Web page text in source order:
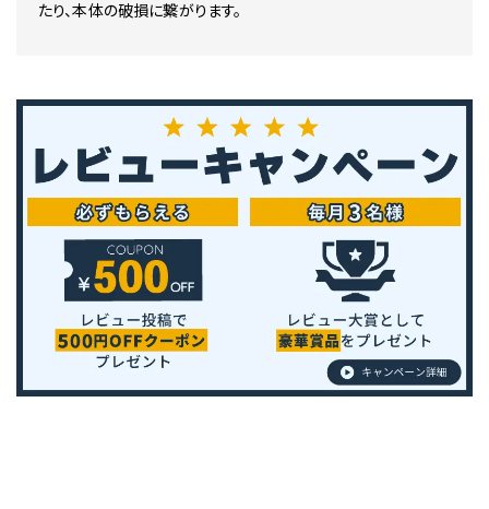
たり、本体の破損に繋がります。